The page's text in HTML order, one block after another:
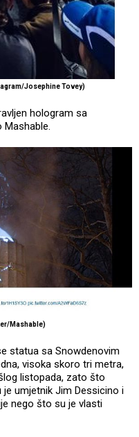
Josephine Tovey)
hologram sa
Mashable.
Mashable)
statua sa Snowdenovim
visoka skoro tri metra,
listopada, zato što
umjetnik Jim Dessicino i
nego što su je vlasti